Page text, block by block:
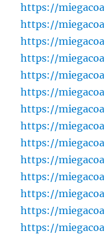
https://
https://
https://
https://
https://
https://
https://
https://
https://
https://
https://
https://
https://
https://